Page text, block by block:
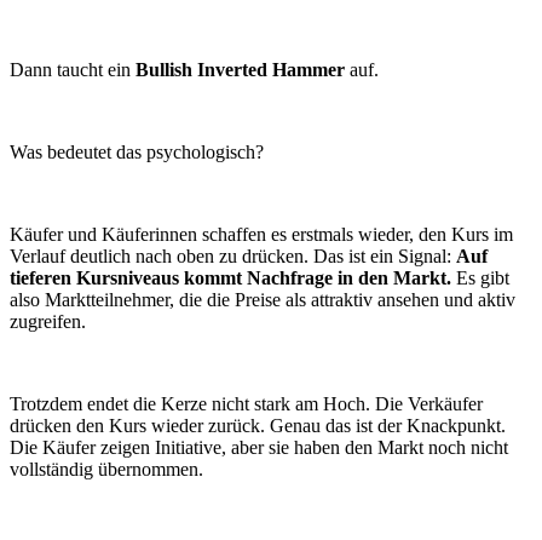
Dann taucht ein Bullish Inverted Hammer auf.
Was bedeutet das psychologisch?
Käufer und Käuferinnen schaffen es erstmals wieder, den Kurs im
Verlauf deutlich nach oben zu drücken. Das ist ein Signal: Auf
tieferen Kursniveaus kommt Nachfrage in den Markt. Es gibt
also Marktteilnehmer, die die Preise als attraktiv ansehen und aktiv
zugreifen.
Trotzdem endet die Kerze nicht stark am Hoch. Die Verkäufer
drücken den Kurs wieder zurück. Genau das ist der Knackpunkt.
Die Käufer zeigen Initiative, aber sie haben den Markt noch nicht
vollständig übernommen.